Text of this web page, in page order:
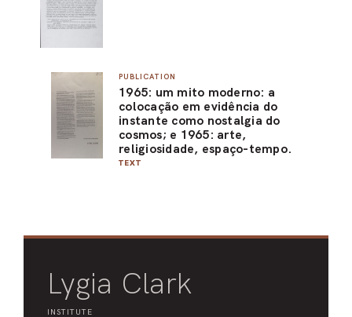
PUBLICATION
1965: um mito moderno: a
colocação em evidência do
instante como nostalgia do
cosmos; e 1965: arte,
religiosidade, espaço-tempo.
TEXT
Lygia Clark
INSTITUTE